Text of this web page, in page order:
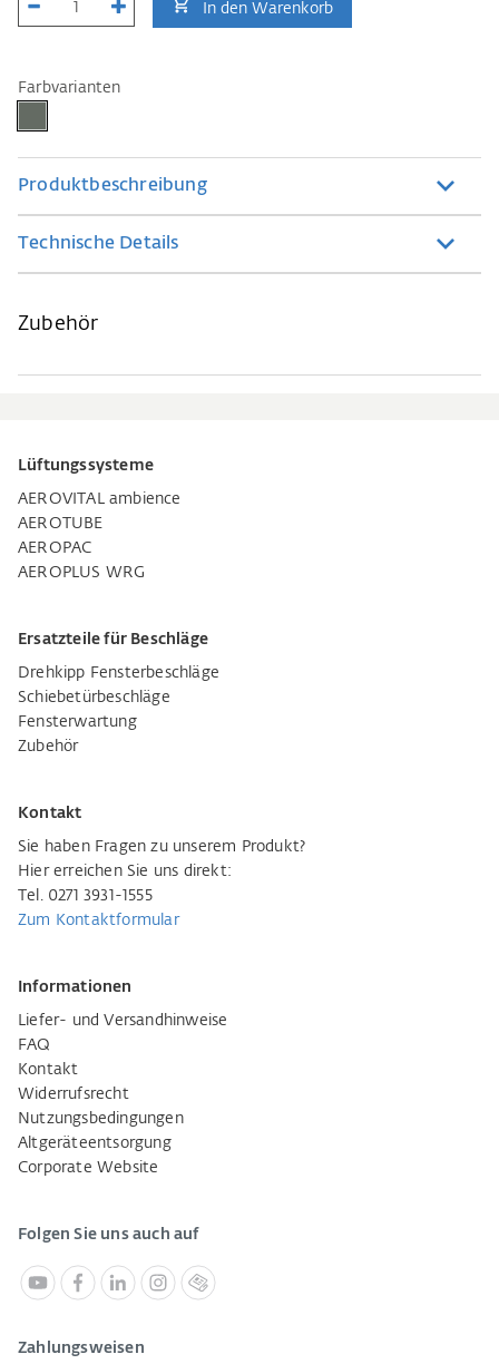
In den Warenkorb
Farbvarianten
Produktbeschreibung
Technische Details
Zubehör
Lüftungssysteme
AEROVITAL ambience
AEROTUBE
AEROPAC
AEROPLUS WRG
Ersatzteile für Beschläge
Drehkipp Fensterbeschläge
Schiebetürbeschläge
Fensterwartung
Zubehör
Kontakt
Sie haben Fragen zu unserem Produkt?
Hier erreichen Sie uns direkt:
Tel. 0271 3931-1555
Zum Kontaktformular
Informationen
Liefer- und Versandhinweise
FAQ
Kontakt
Widerrufsrecht
Nutzungsbedingungen
Altgeräteentsorgung
Corporate Website
Folgen Sie uns auch auf
Zahlungsweisen